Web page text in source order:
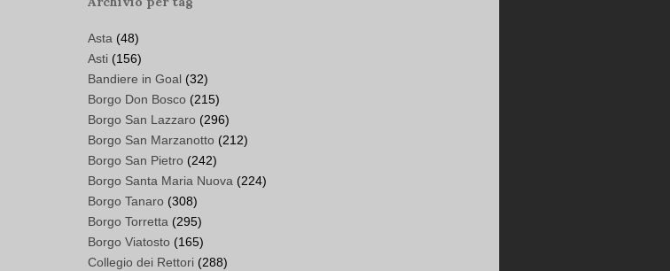
Asta (48)
Asti (156)
Bandiere in Goal (32)
Borgo Don Bosco (215)
Borgo San Lazzaro (296)
Borgo San Marzanotto (212)
Borgo San Pietro (242)
Borgo Santa Maria Nuova (224)
Borgo Tanaro (308)
Borgo Torretta (295)
Borgo Viatosto (165)
Collegio dei Rettori (288)